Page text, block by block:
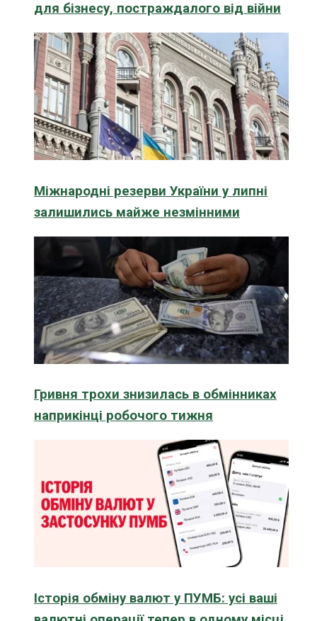
для бізнесу, постраждалого від війни
Міжнародні резерви України у липні
залишились майже незмінними
Гривня трохи знизилась в обмінниках
наприкінці робочого тижня
Історія обміну валют у ПУМБ: усі ваші